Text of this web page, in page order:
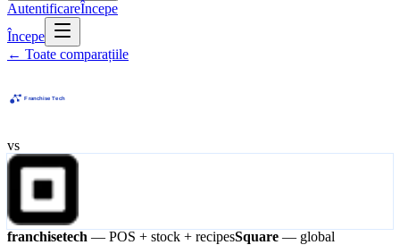
AutentificareÎncepe
Începe
← Toate comparațiile
vs
franchisetech — POS + stock + recipesSquare — global